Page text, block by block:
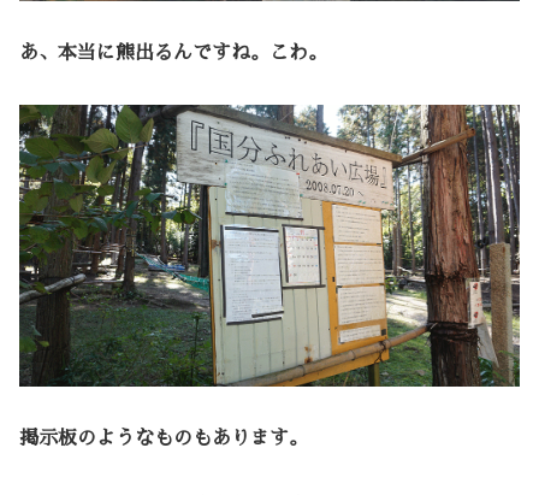
あ、本当に熊出るんですね。こわ。
掲示板のようなものもあります。